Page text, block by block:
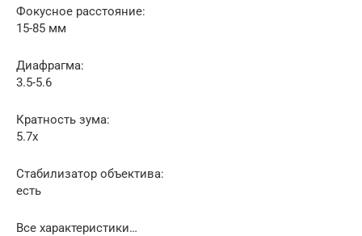
Фокусное расстояние:
15-85 мм
Диафрагма:
3.5-5.6
Кратность зума:
5.7х
Стабилизатор объектива:
есть
Все характеристики…